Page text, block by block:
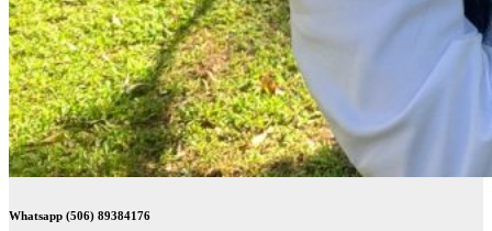
Whatsapp (506) 89384176